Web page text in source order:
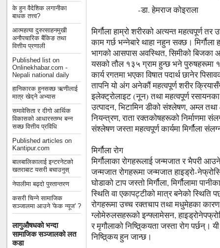
के हुन वैदेशिक लगानीका
बाधक तत्त्व?
आत्महत्या दुरुत्साहनमुखी
अनौपचारिक बैंकिङ तथा
वित्तीय प्रणाली
Published list on
Onlinekhabar.com -
Nepali national daily
हानिकारक हुनसक्छ ऋणीलाई
मात्र खेद्ने अभ्यास
समावेसिता र दीगो आर्थिक
विकासको आधारस्तम्भ बन्न
सक्छ वित्तीय प्रविधि
Published articles on
Kantipur.com
बालबालिकालाई इन्टरनेटको
खतराबाट यसरी बचाउनुस्
नेपालीमा बढ्दो पुस्तान्तरण
कसरी चिन्ने सामाजिक
सञ्जालमा आउने 'फेक न्यूज' ?
लागुऔषधको भन्दा
सामाजिक सञ्जालको लत
कडा
-डा. हेमराज कोइराला
मिर्गौला हाम्रो शरीरको अत्यन्त महत्वपूर्ण
काम गर्छ भन्नेबारे थाहा नहुन सक्छ। मिर्गौला
भागको आसपास अवस्थित, सिमीको बिजका
यसको तौल १३५ ग्राम हुन्छ भने पुरुषहरूमा
कार्य रगतमा भएका विषात पदार्थ छानेर
तापनि यो अंग अनेकौं महत्वपूर्ण शरीर
इलेक्ट्रोलाइट (नून) तथा महत्वपूर्ण
उत्पादन, भिटामिन डीको संश्लेषण, अम्ल तथा
नियन्त्रण, राता रक्तकोषहरूको निर्माणमा
संश्लेषण जस्ता महत्वपूर्ण कार्यमा मिर्गौला
मिर्गौला रोग
मिर्गौलाका रोगहरूलाई जन्मजात र भैपरी
जन्मजात रोगहरूमा जन्मजात हाइड्रो-
घोडाको टाप जस्तो मिर्गौला, मिर्गौलामा
स्थिति वा एकापट्टीको मात्र बनेको स्थिति
रोगहरूमा उच्च रक्तचाप तथा मधुमेहका कारण
ग्लोमेरुलसहरूको इन्फ्लामेसन,
र मृगौलाको निष्त्रि्कयता जस्ता रोग पर्छन्।
निष्त्रि्कय हुन जान्छ।